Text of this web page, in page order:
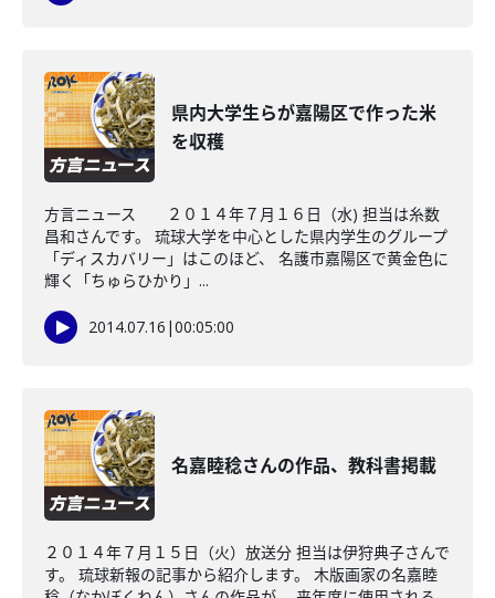
県内大学生らが嘉陽区で作った米
を収穫
方言ニュース ２０１４年７月１６日（水) 担当は糸数
昌和さんです。 琉球大学を中心とした県内学生のグループ
「ディスカバリー」はこのほど、 名護市嘉陽区で黄金色に
輝く「ちゅらひかり」...
2014.07.16 |00:05:00
名嘉睦稔さんの作品、教科書掲載
２０１４年７月１５日（火）放送分 担当は伊狩典子さんで
す。 琉球新報の記事から紹介します。 木版画家の名嘉睦